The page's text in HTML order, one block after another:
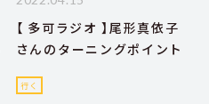
【 多可ラジオ 】尾形真依子
さんのターニングポイント
行く